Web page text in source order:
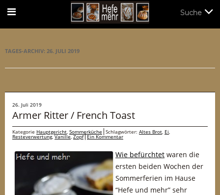
TAGES-ARCHIV: 26. JULI 2019
26. Juli 2019
Armer Ritter / French Toast
Kategorie Hauptgericht, Sommerküche Schlagwörter: Altes Brot, Ei,
Resteverwertung,Vanille,Zopf Ein Kommentar
Wie befürchtet waren die
ersten beiden Wochen der
Sommerferien im Hause
“Hefe und mehr” sehr
Suche
Suche